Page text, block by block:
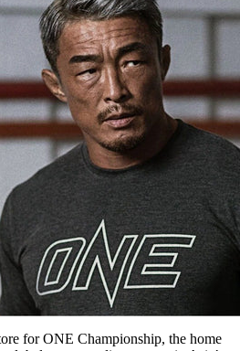
for ONE Championship, the home